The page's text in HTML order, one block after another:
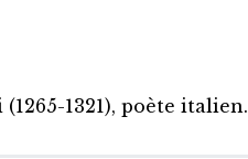
1321), poète italien.